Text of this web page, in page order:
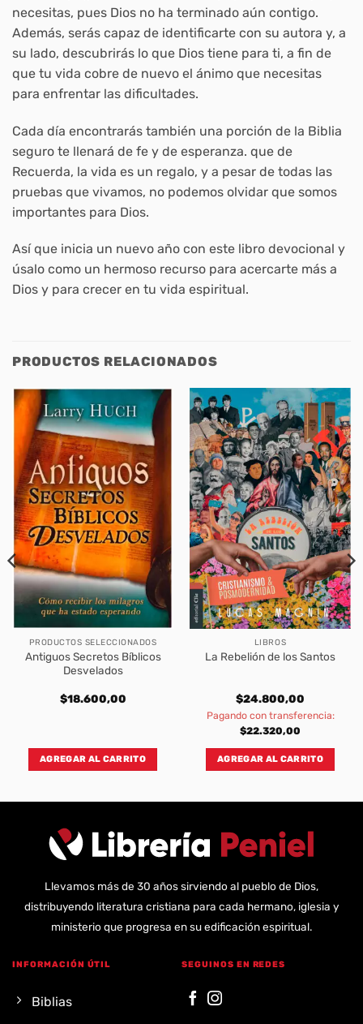
necesitas, pues Dios no ha terminado aún contigo.
Además, serás capaz de identificarte con su autora y, a
su lado, descubrirás lo que Dios tiene para ti, a fin de
que tu vida cobre de nuevo el ánimo que necesitas
para enfrentar las dificultades.
Cada día encontrarás también una porción de la Biblia
seguro te llenará de fe y de esperanza. que de
Recuerda, la vida es un regalo, y a pesar de todas las
pruebas que vivamos, no podemos olvidar que somos
importantes para Dios.
Así que inicia un nuevo año con este libro devocional y
úsalo como un hermoso recurso para acercarte más a
Dios y para crecer en tu vida espiritual.
PRODUCTOS RELACIONADOS
PRODUCTOS SELECCIONADOS
Antiguos Secretos Bíblicos
Desvelados
$18.600,00
AGREGAR AL CARRITO
LIBROS
La Rebelión de los Santos
$24.800,00
Pagando con transferencia:
$22.320,00
AGREGAR AL CARRITO
Llevamos más de 30 años sirviendo al pueblo de Dios,
distribuyendo literatura cristiana para cada hermano, iglesia y
ministerio que progresa en su edificación espiritual.
INFORMACIÓN ÚTIL
Biblias
SEGUINOS EN REDES